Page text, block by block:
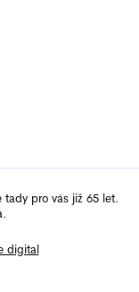
digital
pro vás již 65 let.